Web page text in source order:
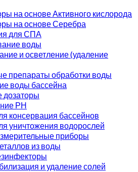
на основе Активного кислорода
на основе Серебра
для СПА
воды
и осветление (удаление
препараты обработки воды
воды бассейна
РН
консервация бассейнов
уничтожения водорослей
приборы
из воды
и удаление солей